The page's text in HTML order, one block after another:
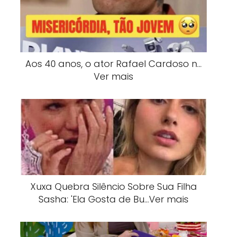
Aos 40 anos, o ator Rafael Cardoso n…
Ver mais
Xuxa Quebra Silêncio Sobre Sua Filha
Sasha: 'Ela Gosta de Bu…Ver mais